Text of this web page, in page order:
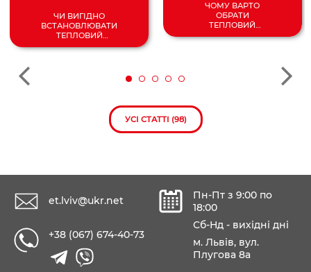
ЧИ ВИГІДНО
ВСТАНОВЛЮВАТИ
ТЕПЛОВИЙ
НАСОС У 2024
ЧОМУ ВАРТО
ОБРАТИ
ТЕПЛОВИЙ
НАСОС
УСІ СТАТТІ (98)
et.lviv@ukr.net
+38 (067) 674-40-73
Пн-Пт з 9:00 по
18:00
Сб-Нд - вихідні дні
м. Львів, вул.
Плугова 8а